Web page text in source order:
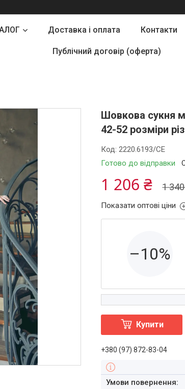
Доставка і оплата Контакти
Публічний договір (оферта)
Шовкова сукня
42-52 розміри
Готово до відправки
Код:2220.6193/СЕ
1
1 206 ₴
Показати оптові ціни
–10%
Купити
+380 (97) 872-83-04